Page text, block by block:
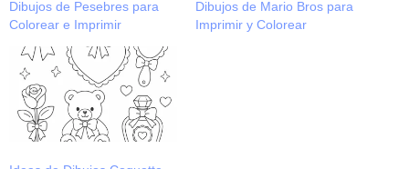
Dibujos de Pesebres para
Colorear e Imprimir
Dibujos de Mario Bros para
Imprimir y Colorear